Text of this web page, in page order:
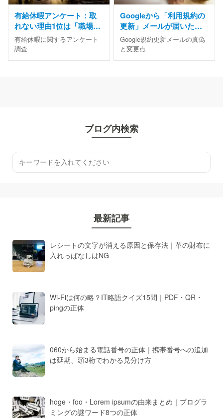
有給休暇アンケート：取
れない理由1位は「職場に
休める空気がない」
有給休暇に関するアンケート
調査
Googleから「利用規約の
更新」メールが届いた｜
本物？詐欺？変更点と対
応を解説
Google規約更新メールの真偽
と変更点
ブログ内検索
最新記事
レシートの文字が消える原因と保存法｜革の財布に
入れっぱなしはNG
Wi-Fiは何の略？IT略語クイズ15問｜PDF・QR・
pingの正体
060から始まる電話番号の正体｜携帯番号への追加
は延期、頭3桁でわかる見分け方
hoge・foo・Lorem ipsumの由来まとめ｜プログラ
ミングの謎ワード8つの正体